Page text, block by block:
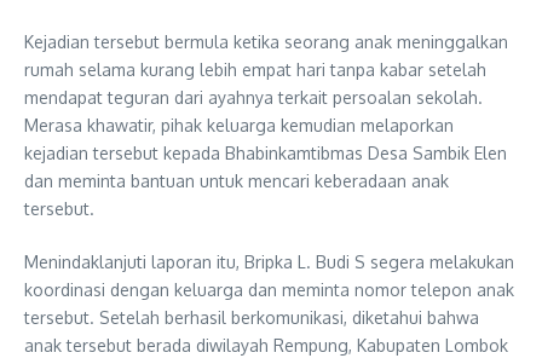
Kejadian tersebut bermula ketika seorang anak meninggalkan
rumah selama kurang lebih empat hari tanpa kabar setelah
mendapat teguran dari ayahnya terkait persoalan sekolah.
Merasa khawatir, pihak keluarga kemudian melaporkan
kejadian tersebut kepada Bhabinkamtibmas Desa Sambik Elen
dan meminta bantuan untuk mencari keberadaan anak
tersebut.
Menindaklanjuti laporan itu, Bripka L. Budi S segera melakukan
koordinasi dengan keluarga dan meminta nomor telepon anak
tersebut. Setelah berhasil berkomunikasi, diketahui bahwa
anak tersebut berada diwilayah Rempung, Kabupaten Lombok